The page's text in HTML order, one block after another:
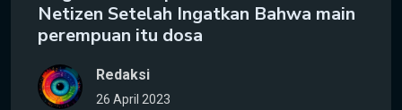
Netizen Setelah Ingatkan Bahwa main
perempuan itu dosa
Redaksi
26 April 2023